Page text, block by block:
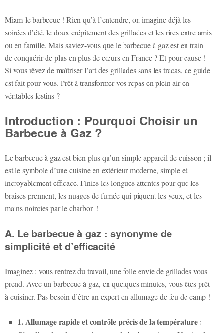
Miam le barbecue ! Rien qu’à l’entendre, on imagine déjà les
soirées d’été, le doux crépitement des grillades et les rires entre amis
ou en famille. Mais saviez-vous que le barbecue à gaz est en train
de conquérir de plus en plus de cœurs en France ? Et pour cause !
Si vous rêvez de maîtriser l’art des grillades sans les tracas, ce guide
est fait pour vous. Prêt à transformer vos repas en plein air en
véritables festins ?
Introduction : Pourquoi Choisir un
Barbecue à Gaz ?
Le barbecue à gaz est bien plus qu’un simple appareil de cuisson ; il
est le symbole d’une cuisine en extérieur moderne, simple et
incroyablement efficace. Finies les longues attentes pour que les
braises prennent, les nuages de fumée qui piquent les yeux, et les
mains noircies par le charbon !
A. Le barbecue à gaz : synonyme de
simplicité et d’efficacité
Imaginez : vous rentrez du travail, une folle envie de grillades vous
prend. Avec un barbecue à gaz, en quelques minutes, vous êtes prêt
à cuisiner. Pas besoin d’être un expert en allumage de feu de camp !
1. Allumage rapide et contrôle précis de la température :